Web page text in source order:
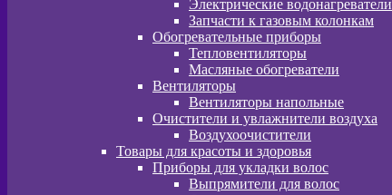
Электрические водонагреватели
Запчасти к газовым колонкам
Обогревательные приборы
Тепловентиляторы
Масляные обогреватели
Вентиляторы
Вентиляторы напольные
Очистители и увлажнители воздуха
Воздухоочистители
Товары для красоты и здоровья
Приборы для укладки волос
Выпрямители для волос